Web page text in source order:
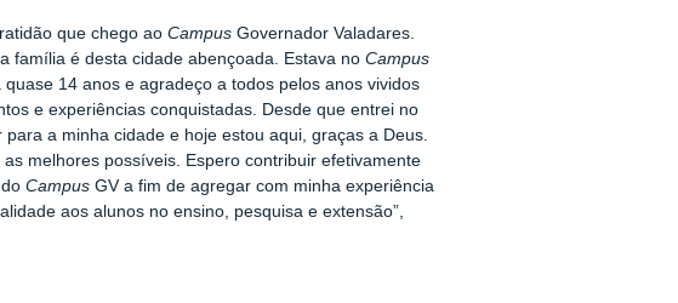
que chego ao CampusGovernador Valadares.
família é desta cidade abençoada. Estava no Campus
14 anos e agradeço a todos pelos anos vividos
e experiências conquistadas. Desde que entrei no
para a minha cidade e hoje estou aqui, graças a Deus.
melhores possíveis. Espero contribuir efetivamente
CampusGV a fim de agregar com minha experiência
aos alunos no ensino, pesquisa e extensão”,